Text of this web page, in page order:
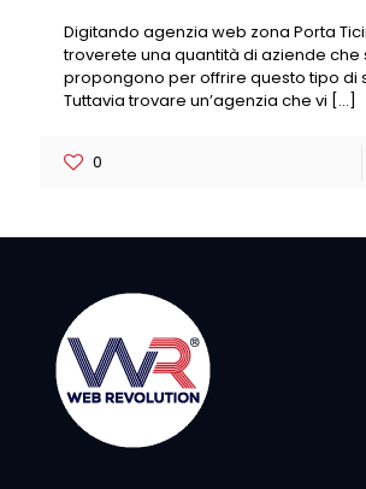
Digitando agenzia web zona Porta
troverete una quantità di aziende che
propongono per offrire questo tipo di
Tuttavia trovare un’agenzia che vi […]
0